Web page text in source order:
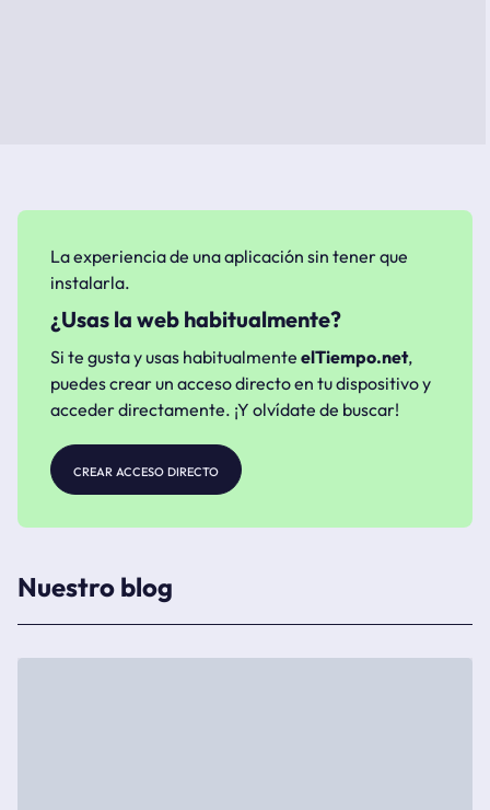
La experiencia de una aplicación sin tener que
instalarla.
¿Usas la web habitualmente?
Si te gusta y usas habitualmente elTiempo.net,
puedes crear un acceso directo en tu dispositivo y
acceder directamente. ¡Y olvídate de buscar!
crear acceso directo
Nuestro blog